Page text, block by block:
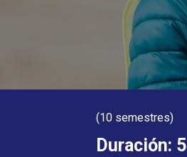
(10 semestres)
Duración: 5